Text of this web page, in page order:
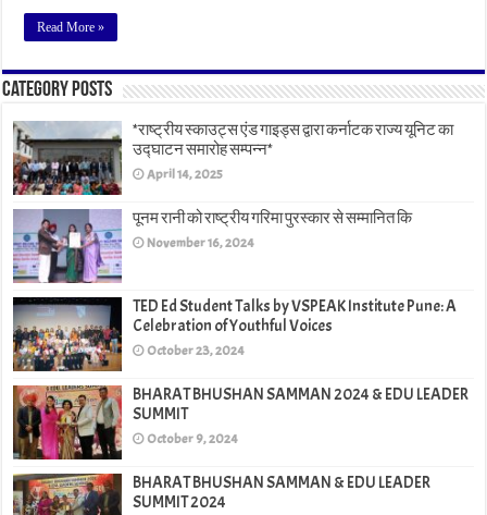
Read More »
Category Posts
*राष्ट्रीय स्काउट्स एंड गाइड्स द्वारा कर्नाटक राज्य यूनिट का
उद्घाटन समारोह सम्पन्न*
April 14, 2025
पूनम रानी को राष्ट्रीय गरिमा पुरस्कार से सम्मानित कि
November 16, 2024
TED Ed Student Talks by VSPEAK Institute Pune: A
Celebration of Youthful Voices
October 23, 2024
BHARAT BHUSHAN SAMMAN 2024 & EDU LEADER
SUMMIT
October 9, 2024
BHARAT BHUSHAN SAMMAN & EDU LEADER
SUMMIT 2024